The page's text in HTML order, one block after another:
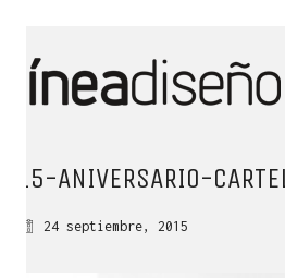
15-ANIVERSARIO-
24 septiembre, 2015